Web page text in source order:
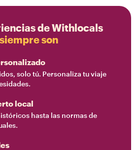
de Withlocals
siempre son
solo tú. Personaliza tu viaje
local
hasta las normas de